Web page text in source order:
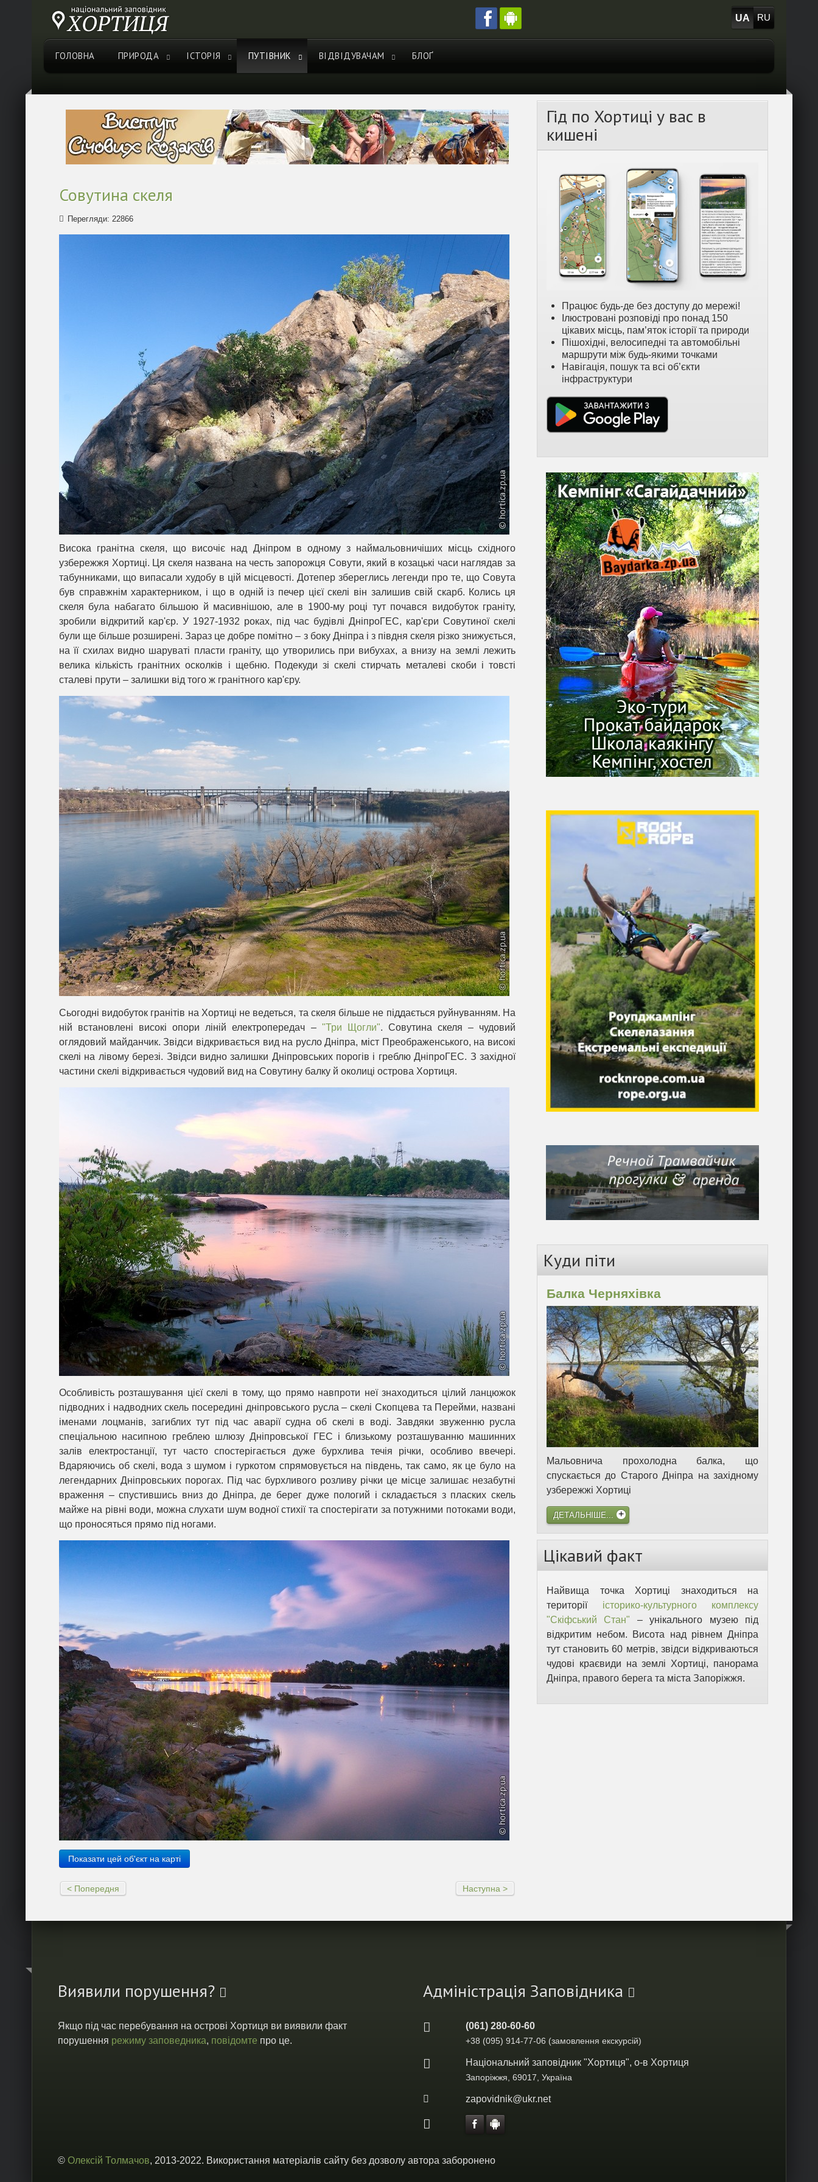
UA RU
ГОЛОВНА ПРИРОДА ІСТОРІЯ ПУТІВНИК ВІДВІДУВАЧАМ БЛОҐ
Совутина скеля
Перегляди: 22866
Висока гранітна скеля, що височіє над Дніпром в одному з наймальовничіших місць східного
узбережжя Хортиці. Ця скеля названа на честь запорожця Совути, який в козацькі часи наглядав за
табунниками, що випасали худобу в цій місцевості. Дотепер збереглись легенди про те, що Совута
був справжнім характерником, і що в одній із печер цієї скелі він залишив свій скарб. Колись ця
скеля була набагато більшою й масивнішою, але в 1900-му році тут почався видобуток граніту,
зробили відкритий кар'єр. У 1927-1932 роках, під час будівлі ДніпроГЕС, кар'єри Совутиної скелі
були ще більше розширені. Зараз це добре помітно – з боку Дніпра і з півдня скеля різко знижується,
на її схилах видно шаруваті пласти граніту, що утворились при вибухах, а внизу на землі лежить
велика кількість гранітних осколків і щебню. Подекуди зі скелі стирчать металеві скоби і товсті
сталеві прути – залишки від того ж гранітного кар'єру.
Сьогодні видобуток гранітів на Хортиці не ведеться, та скеля більше не піддається руйнуванням. На
ній встановлені високі опори ліній електропередач – "Три Щогли". Совутина скеля – чудовий
оглядовий майданчик. Звідси відкривається вид на русло Дніпра, міст Преображенського, на високі
скелі на лівому березі. Звідси видно залишки Дніпровських порогів і греблю ДніпроГЕС. З західної
частини скелі відкривається чудовий вид на Совутину балку й околиці острова Хортиця.
Особливість розташування цієї скелі в тому, що прямо навпроти неї знаходиться цілий ланцюжок
підводних і надводних скель посередині дніпровського русла – скелі Скопцева та Перейми, названі
іменами лоцманів, загиблих тут під час аварії судна об скелі в воді. Завдяки звуженню русла
спеціальною насипною греблею шлюзу Дніпровської ГЕС і близькому розташуванню машинних
залів електростанції, тут часто спостерігається дуже бурхлива течія річки, особливо ввечері.
Вдаряючись об скелі, вода з шумом і гуркотом спрямовується на південь, так само, як це було на
легендарних Дніпровських порогах. Під час бурхливого розливу річки це місце залишає незабутні
враження – спустившись вниз до Дніпра, де берег дуже пологий і складається з пласких скель
майже на рівні води, можна слухати шум водної стихії та спостерігати за потужними потоками води,
що проносяться прямо під ногами.
Показати цей об'єкт на карті
< Попередня Наступна >
Гід по Хортиці у вас в
кишені
Працює будь-де без доступу до мережі!
Ілюстровані розповіді про понад 150
цікавих місць, пам’яток історії та природи
Пішохідні, велосипедні та автомобільні
маршрути між будь-якими точками
Навігація, пошук та всі об’єкти
інфраструктури
Куди піти
Балка Черняхівка
Мальовнича прохолодна балка, що
спускається до Старого Дніпра на західному
узбережжі Хортиці
ДЕТАЛЬНІШЕ...
Цікавий факт
Найвища точка Хортиці знаходиться на
території історико-культурного комплексу
"Скіфський Стан" – унікального музею під
відкритим небом. Висота над рівнем Дніпра
тут становить 60 метрів, звідси відкриваються
чудові краєвиди на землі Хортиці, панорама
Дніпра, правого берега та міста Запоріжжя.
Виявили порушення?
Якщо під час перебування на острові Хортиця ви виявили факт
порушення режиму заповедника, повідомте про це.
Адміністрація Заповідника
(061) 280-60-60
+38 (095) 914-77-06 (замовлення екскурсій)
Національний заповідник "Хортиця", о-в Хортиця
Запоріжжя, 69017, Україна
zapovidnik@ukr.net
© Олексій Толмачов, 2013-2022. Використання матеріалів сайту без дозволу автора заборонено